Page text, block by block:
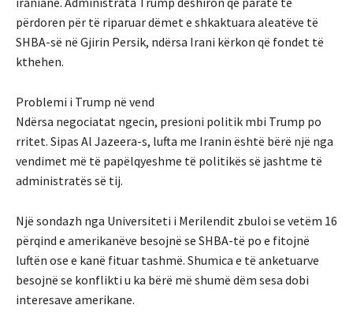
përdoren për të riparuar dëmet e shkaktuara aleatëve të
SHBA-së në Gjirin Persik, ndërsa Irani kërkon që fondet të
kthehen.
Problemi i Trump në vend
Ndërsa negociatat ngecin, presioni politik mbi Trump po
rritet. Sipas Al Jazeera-s, lufta me Iranin është bërë një nga
vendimet më të papëlqyeshme të politikës së jashtme të
administratës së tij.
Një sondazh nga Universiteti i Merilendit zbuloi se vetëm 16
përqind e amerikanëve besojnë se SHBA-të po e fitojnë
luftën ose e kanë fituar tashmë. Shumica e të anketuarve
besojnë se konflikti u ka bërë më shumë dëm sesa dobi
interesave amerikane.